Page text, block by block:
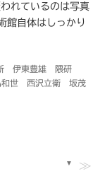
れているのは写真
館自体はしっかり
伊東豊雄 隈研
世 西沢立衛 坂茂
▼ ≫